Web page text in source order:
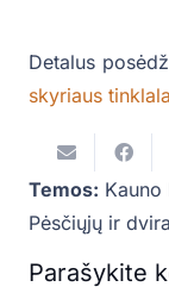
Detalus
skyriaus
Temos: Kauno
Pėsčiųjų ir
Parašykite